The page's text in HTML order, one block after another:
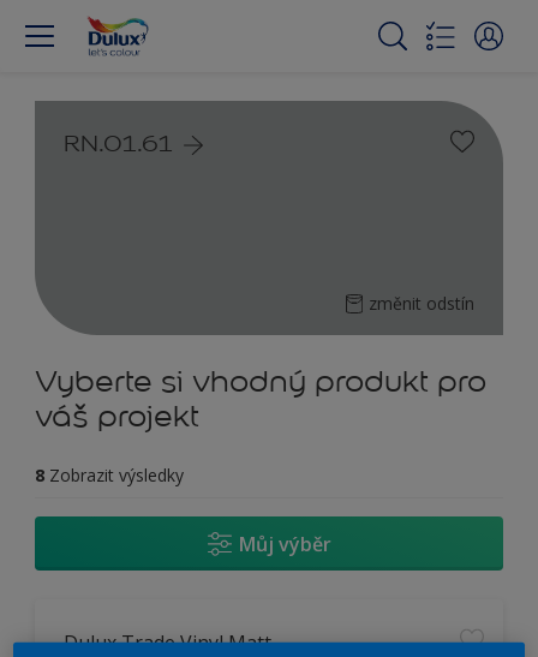
RN.01.61
změnit odstín
Vyberte si vhodný produkt pro
váš projekt
8 Zobrazit výsledky
Můj výběr
Dulux Trade Vinyl Matt